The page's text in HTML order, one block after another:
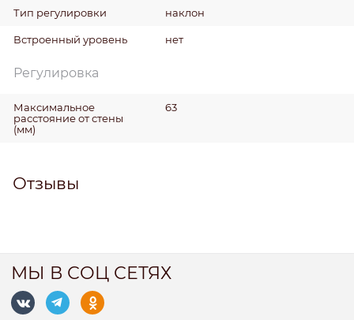
Тип регулировки наклон
Встроенный уровень нет
Регулировка
Максимальное
расстояние от стены
(мм)
63
Отзывы
МЫ В СОЦ СЕТЯХ